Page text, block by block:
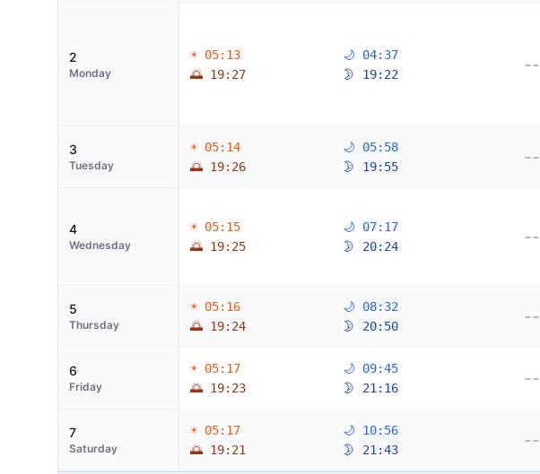
2
Monday
☀ 05:13
🌅 19:27
🌙 04:37
🌛 19:22
--
3
Tuesday
☀ 05:14
🌅 19:26
🌙 05:58
🌛 19:55
--
4
Wednesday
☀ 05:15
🌅 19:25
🌙 07:17
🌛 20:24
--
5
Thursday
☀ 05:16
🌅 19:24
🌙 08:32
🌛 20:50
--
6
Friday
☀ 05:17
🌅 19:23
🌙 09:45
🌛 21:16
--
7
Saturday
☀ 05:17
🌅 19:21
🌙 10:56
🌛 21:43
--